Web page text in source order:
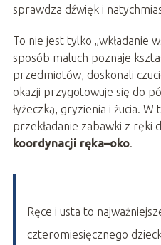
sprawdza dźwięk i
To nie jest tylko „wkładanie
sposób maluch poznaje
przedmiotów, doskonali
okazji przygotowuje się do
łyżeczką, gryzienia i żucia.
przekładanie zabawki z ręki
koordynacji ręka–oko.
Ręce i usta to
czteromiesięcznego